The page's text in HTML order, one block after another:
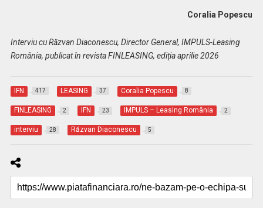
Coralia Popescu
Interviu cu Răzvan Diaconescu, Director General, IMPULS-Leasing
România, publicat în revista FINLEASING, ediția aprilie 2026
IFN 417 LEASING 37 Coralia Popescu 8
FINLEASING 2 IFN 23 IMPULS – Leasing România 2
interviu 28 Răzvan Diaconescu 5